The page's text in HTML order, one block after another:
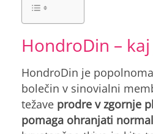
HondroDin –
HondroDin je
bolečin v sinovialni
težave prodre v zgornje
pomaga ohranjati